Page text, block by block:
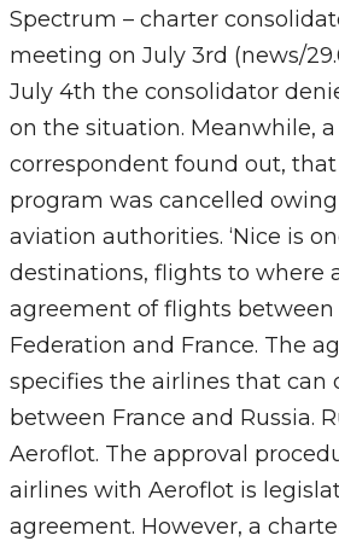
Spectrum – charter
meeting on July 3rd (news/
July 4th the consolidator
on the situation. Meanwhile, a
correspondent found out,
program was cancelled
aviation authorities. ‘Nice is
destinations, flights to where
agreement of flights between
Federation and France. The
specifies the airlines that can
between France and Russia.
Aeroflot. The approval
airlines with Aeroflot is
agreement. However, a